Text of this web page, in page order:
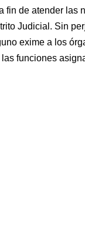
fin de atender las
Judicial. Sin
exime a los
funciones